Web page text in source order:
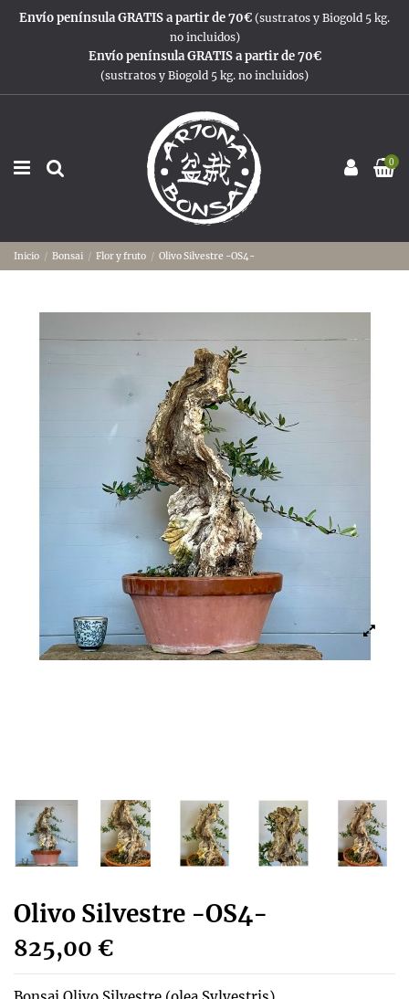
Envío península GRATIS a partir de 70€ (sustratos y Biogold 5 kg.
no incluidos)
Envío península GRATIS a partir de 70€
(sustratos y Biogold 5 kg. no incluidos)
0
Inicio Bonsai Flor y fruto Olivo Silvestre -OS4-
Olivo Silvestre -OS4-
825,00 €